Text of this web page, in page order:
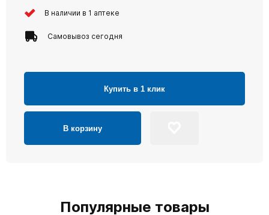
В наличии в 1 аптеке
Самовывоз сегодня
Купить в 1 клик
В корзину
Популярные товары